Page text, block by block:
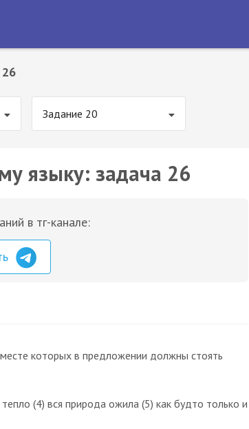
Задание 20
языку: задача 26
в тг-канале:
которых в предложении должны стоять
(4) вся природа ожила (5) как будто только и